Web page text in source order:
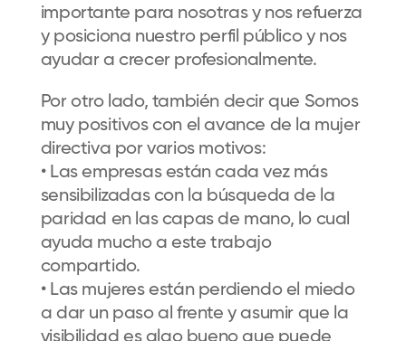
importante para nosotras y nos refuerza
y posiciona nuestro perfil público y nos
ayudar a crecer profesionalmente.
Por otro lado, también decir que Somos
muy positivos con el avance de la mujer
directiva por varios motivos:
• Las empresas están cada vez más
sensibilizadas con la búsqueda de la
paridad en las capas de mano, lo cual
ayuda mucho a este trabajo
compartido.
• Las mujeres están perdiendo el miedo
a dar un paso al frente y asumir que la
visibilidad es algo bueno que puede